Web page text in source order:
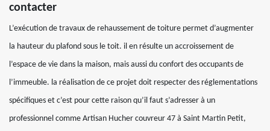
contacter
L’exécution de travaux de rehaussement de toiture permet d’augmenter
la hauteur du plafond sous le toit. il en résulte un accroissement de
l’espace de vie dans la maison, mais aussi du confort des occupants de
l’immeuble. la réalisation de ce projet doit respecter des réglementations
spécifiques et c’est pour cette raison qu’il faut s’adresser à un
professionnel comme Artisan Hucher couvreur 47 à Saint Martin Petit,